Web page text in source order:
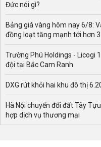
Đức nói gì?
Bảng giá vàng hôm nay 6/8:
đồng loạt tăng mạnh tới hơn
Trường Phú Holdings - Licogi
đội tại Bắc Cam Ranh
DXG rút khỏi hai khu đô thị
Hà Nội chuyển đổi đất Tây
hợp dịch vụ thương mại